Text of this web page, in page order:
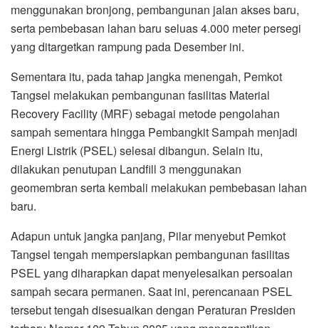
menggunakan bronjong, pembangunan jalan akses baru,
serta pembebasan lahan baru seluas 4.000 meter persegi
yang ditargetkan rampung pada Desember ini.
Sementara itu, pada tahap jangka menengah, Pemkot
Tangsel melakukan pembangunan fasilitas Material
Recovery Facility (MRF) sebagai metode pengolahan
sampah sementara hingga Pembangkit Sampah menjadi
Energi Listrik (PSEL) selesai dibangun. Selain itu,
dilakukan penutupan Landfill 3 menggunakan
geomembran serta kembali melakukan pembebasan lahan
baru.
Adapun untuk jangka panjang, Pilar menyebut Pemkot
Tangsel tengah mempersiapkan pembangunan fasilitas
PSEL yang diharapkan dapat menyelesaikan persoalan
sampah secara permanen. Saat ini, perencanaan PSEL
tersebut tengah disesuaikan dengan Peraturan Presiden